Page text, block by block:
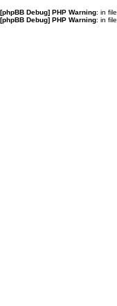
[phpBB Debug] PHP Warning: in file
[phpBB Debug] PHP Warning: in file